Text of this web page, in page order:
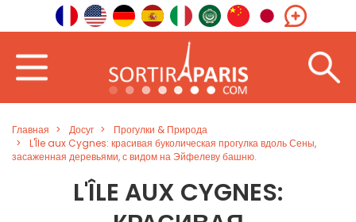
Главная Досуг
Прогулки & Природа
L'Île aux Cygnes: красивая буколическая прогулка вдоль Сены,
засаженная деревьями, с видом на Эйфелеву башню.
L'ÎLE AUX CYGNES: